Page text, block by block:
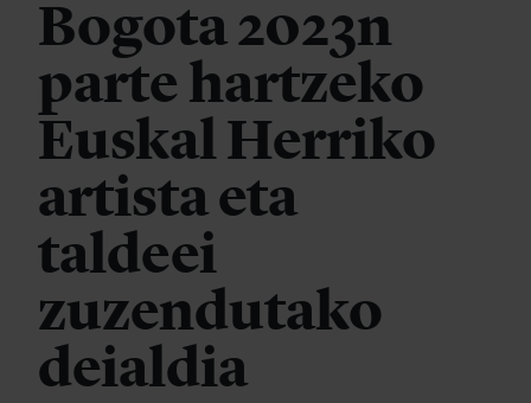
Bogota 2023n
parte hartzeko
Euskal Herriko
artista eta
taldeei
zuzendutako
deialdia